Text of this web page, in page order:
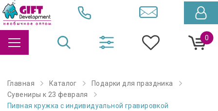
0
Главная Каталог
Подарки для праздника
Сувениры к 23 февраля
Пивная кружка с индивидуальной гравировкой